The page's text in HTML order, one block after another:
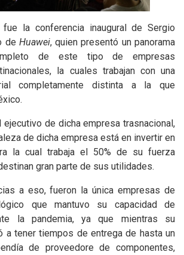
fue la conferencia inaugural de Sergio
de Huawei, quien presentó un panorama
de este tipo de empresas
la cuales trabajan con una
completamente distinta a la que
ejecutivo de dicha empresa trasnacional,
de dicha empresa está en invertir en
la cual trabaja el 50% de su fuerza
gran parte de sus utilidades.
a eso, fueron la única empresas de
que mantuvo su capacidad de
la pandemia, ya que mientras su
a tener tiempos de entrega de hasta un
de proveedore de componentes,